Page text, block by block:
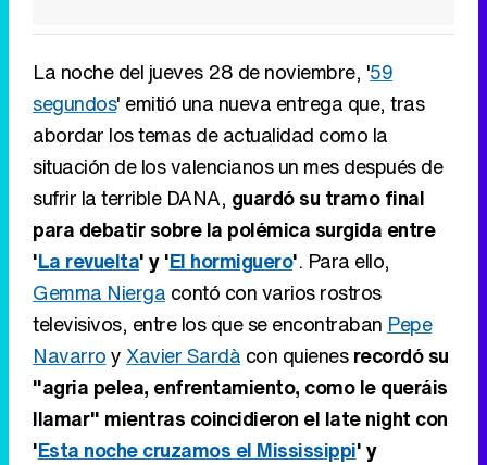
La noche del jueves 28 de noviembre, '59
segundos' emitió una nueva entrega que, tras
abordar los temas de actualidad como la
situación de los valencianos un mes después de
sufrir la terrible DANA, guardó su tramo final
para debatir sobre la polémica surgida entre
'La revuelta' y 'El hormiguero'. Para ello,
Gemma Nierga contó con varios rostros
televisivos, entre los que se encontraban Pepe
NavarroyXavier Sardà con quienesrecordó su
"agria pelea, enfrentamiento, como le queráis
llamar" mientras coincidieron el late night con
'Esta noche cruzamos el Mississippi' y